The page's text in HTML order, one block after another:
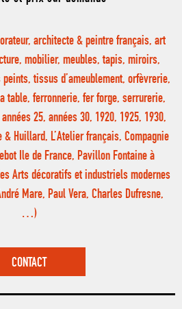
architecte & peintre français, art
mobilier, meubles, tapis, miroirs,
tissus d’ameublement, orfèvrerie,
table, ferronnerie, fer forge, serrurerie,
25, années 30, 1920, 1925, 1930,
Huillard, L’Atelier français, Compagnie
Ile de France, Pavillon Fontaine à
Arts décoratifs et industriels modernes
Mare, Paul Vera, Charles Dufresne,
…)
CONTACT